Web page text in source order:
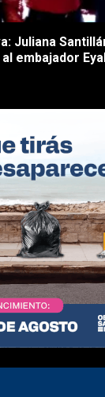
Juliana
embajador